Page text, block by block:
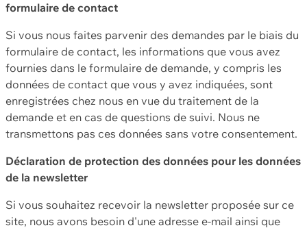
formulaire de contact
Si vous nous faites parvenir des demandes par le biais du
formulaire de contact, les informations que vous avez
fournies dans le formulaire de demande, y compris les
données de contact que vous y avez indiquées, sont
enregistrées chez nous en vue du traitement de la
demande et en cas de questions de suivi. Nous ne
transmettons pas ces données sans votre consentement.
Déclaration de protection des données pour les données
de la newsletter
Si vous souhaitez recevoir la newsletter proposée sur ce
site, nous avons besoin d'une adresse e-mail ainsi que